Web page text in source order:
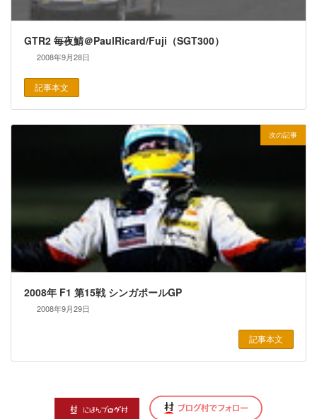
GTR2 毎夜鯖＠PaulRicard/Fuji（SGT300）
2008年9月28日
記事本文
次の記事
2008年 F1 第15戦 シンガポールGP
2008年9月29日
記事本文